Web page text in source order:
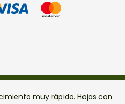
muy rápido. Hojas con